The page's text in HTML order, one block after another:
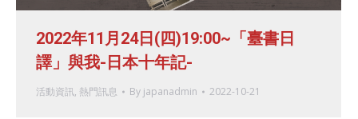
2022年11月24日(四)19:00~「臺書日
譯」與我-日本十年記-
活動資訊, 熱門訊息 By japanadmin 2022-10-21